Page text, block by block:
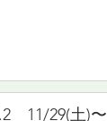
11/29(土)〜